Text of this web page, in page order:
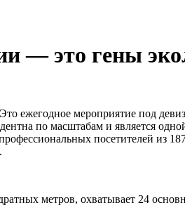
— это гены
ежегодное мероприятие под
по масштабам и является
посетителей из
метров, охватывает 24